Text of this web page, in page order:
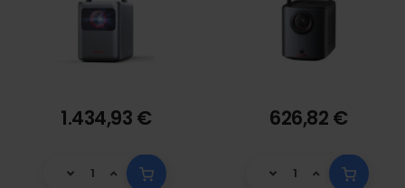
1.434,93 € 626,82 €